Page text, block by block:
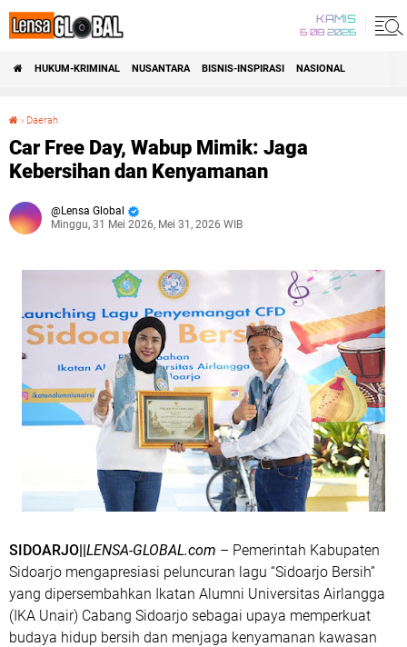
KAMIS
6 08 2026
HUKUM-KRIMINAL NUSANTARA BISNIS-INSPIRASI NASIONAL
› Daerah
Car Free Day, Wabup Mimik: Jaga
Kebersihan dan Kenyamanan
Lensa Global
Minggu, 31 Mei 2026, Mei 31, 2026 WIB
SIDOARJO||LENSA-GLOBAL.com – Pemerintah Kabupaten
Sidoarjo mengapresiasi peluncuran lagu “Sidoarjo Bersih”
yang dipersembahkan Ikatan Alumni Universitas Airlangga
(IKA Unair) Cabang Sidoarjo sebagai upaya memperkuat
budaya hidup bersih dan menjaga kenyamanan kawasan